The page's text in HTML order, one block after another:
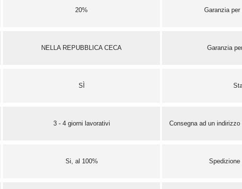
20% Garanzia
NELLA REPUBBLICA CECA Garanzia
SÌ
3 - 4 giorni lavorativi Consegna ad un
Si, al 100% Spedizione